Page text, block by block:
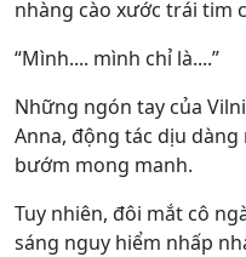
nhàng cào xước trái tim
“Mình.... mình chỉ là....”
Những ngón tay của
Anna, động tác dịu
bướm mong manh.
Tuy nhiên, đôi mắt cô
sáng nguy hiểm nhấp